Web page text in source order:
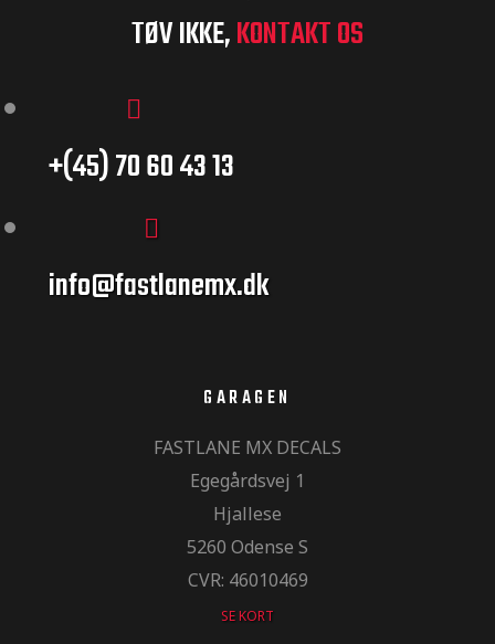
TØV IKKE,KONTAKT OS
+(45) 70 60 43 13
info@fastlanemx.dk
GARAGEN
FASTLANE MX DECALS
Egegårdsvej 1
Hjallese
5260 Odense S
CVR: 46010469
SE KORT
og